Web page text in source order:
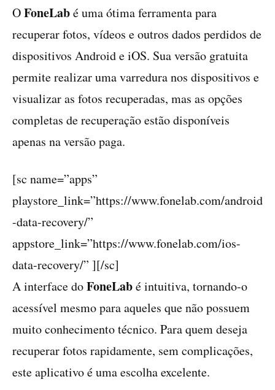
OFoneLabé uma ótima ferramenta para
recuperar fotos, vídeos e outros dados perdidos de
dispositivos Android e iOS. Sua versão gratuita
permite realizar uma varredura nos dispositivos e
visualizar as fotos recuperadas, mas as opções
completas de recuperação estão disponíveis
apenas na versão paga.
[sc name=”apps”
playstore_link=”https://www.fonelab.com/android
-data-recovery/”
appstore_link=”https://www.fonelab.com/ios-
data-recovery/” ][/sc]
A interface doFoneLabé intuitiva, tornando-o
acessível mesmo para aqueles que não possuem
muito conhecimento técnico. Para quem deseja
recuperar fotos rapidamente, sem complicações,
este aplicativo é uma escolha excelente.